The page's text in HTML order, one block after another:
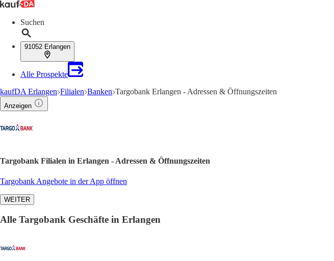
Suchen
91052 Erlangen
Alle Prospekte
kaufDA Erlangen Filialen Banken Targobank Erlangen - Adressen & Öffnungszeiten
Anzeigen
Targobank Filialen in Erlangen - Adressen & Öffnungszeiten
Targobank Angebote in der App öffnen
WEITER
Alle Targobank Geschäfte in Erlangen